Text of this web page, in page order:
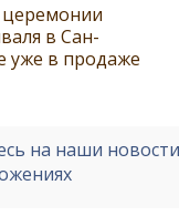
в Сан-
уже в продаже
на наши